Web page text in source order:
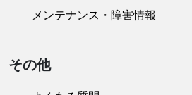
メンテナンス・障害情報
その他